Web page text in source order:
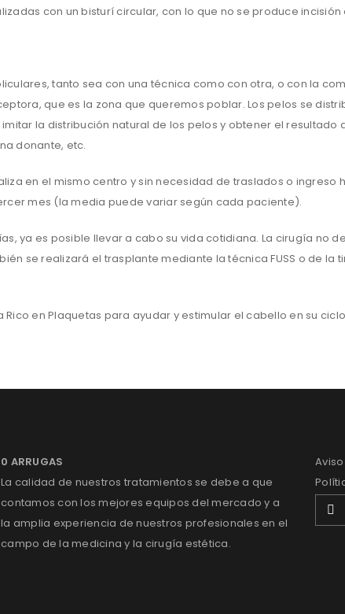
con un bisturí circular, con lo que no se produce
tanto sea con una técnica como con otra, o con la
que es la zona que queremos poblar. Los pelos se
la distribución natural de los pelos y obtener el resultado
donante, etc.
en el mismo centro y sin necesidad de traslados o
mes (la media puede variar según cada paciente).
ya es posible llevar a cabo su vida cotidiana. La cirugía no
se realizará el trasplante mediante la técnica FUSS o de la
en Plaquetas para ayudar y estimular el cabello en su
0 ARRUGAS
La calidad de nuestros tratamientos se debe a que
contamos con los mejores equipos del mercado y a
la amplia experiencia de nuestros profesionales en el
campo de la medicina y la cirugía estética.